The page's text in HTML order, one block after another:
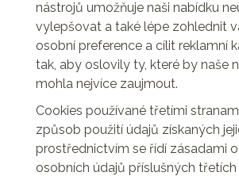
nástrojů umožňuje naši nabídku
vylepšovat a také lépe zohlednit
osobní preference a cílit reklamní
tak, aby oslovily ty, které by naše
mohla nejvíce zaujmout.
Cookies používané třetími
způsob použití údajů získaných
prostřednictvím se řídí zásadami
osobních údajů příslušných třetích